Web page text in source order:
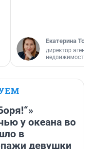
Екатерина
директор
недвижимости
у океана во
в
девушки